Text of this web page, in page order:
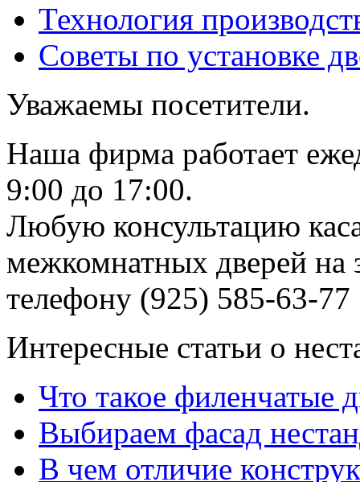
Технология
Советы по установке
Уважаемы посетители.
Наша фирма работает
9:00 до 17:00.
Любую консультацию
межкомнатных дверей на
телефону (925) 585-63-77
Интересные статьи о
Что такое филенчатые
Выбираем фасад
В чем отличие